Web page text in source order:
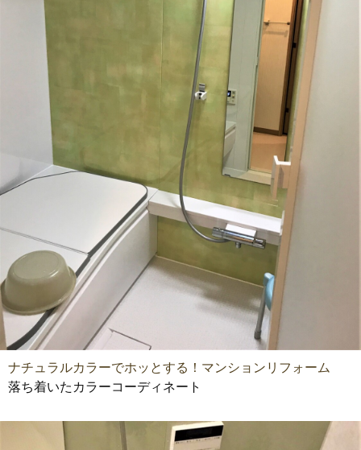
ナチュラルカラーでホッとする！マンションリフォーム
落ち着いたカラーコーディネート